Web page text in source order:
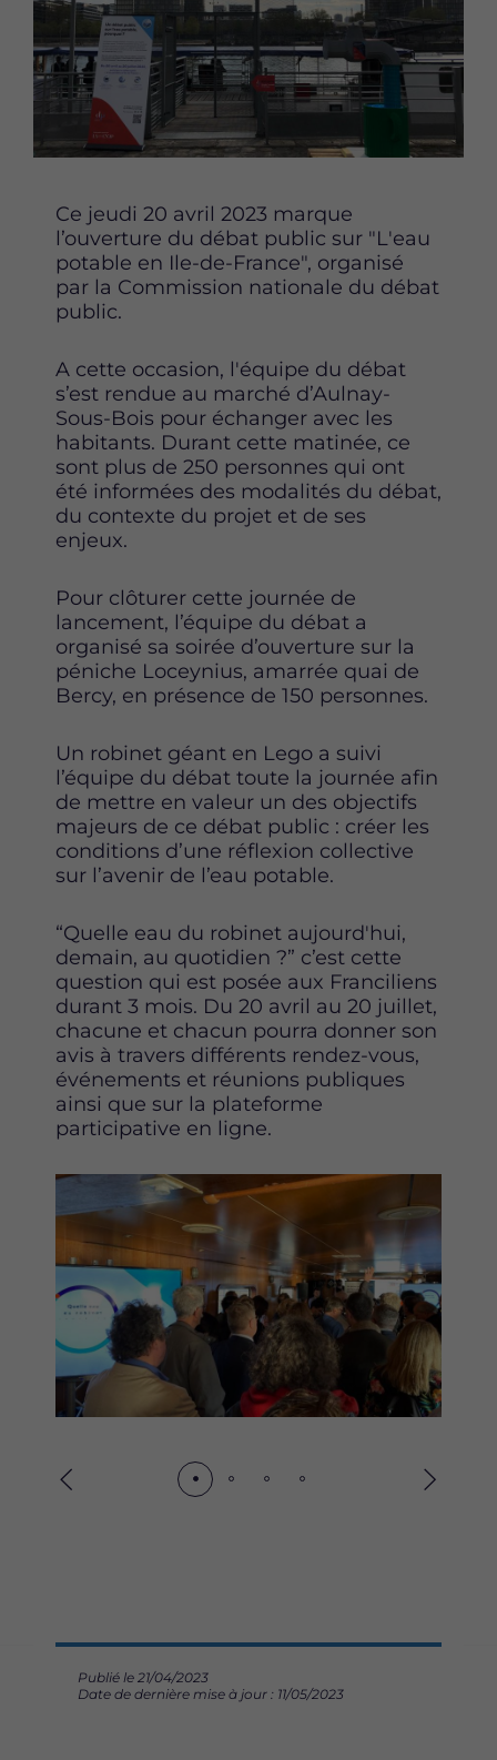
t
a
g
e
r
e
t
e
p
a
g
u
r
F
a
c
e
b
k
a
g
e
r
e
e
p
a
g
u
r
T
w
i
t
t
g
e
r
e
e
p
a
g
k
Ce jeudi 20 avril 2023 marque
l’ouverture du débat public sur "L'eau
potable en Ile-de-France", organisé
par la Commission nationale du débat
public.
A cette occasion, l'équipe du débat
s’est rendue au marché d’Aulnay-
Sous-Bois pour échanger avec les
habitants. Durant cette matinée, ce
sont plus de 250 personnes qui ont
été informées des modalités du débat,
du contexte du projet et de ses
enjeux.
Pour clôturer cette journée de
lancement, l’équipe du débat a
organisé sa soirée d’ouverture sur la
péniche Loceynius, amarrée quai de
Bercy, en présence de 150 personnes.
Un robinet géant en Lego a suivi
l’équipe du débat toute la journée afin
de mettre en valeur un des objectifs
majeurs de ce débat public : créer les
conditions d’une réflexion collective
sur l’avenir de l’eau potable.
“Quelle eau du robinet aujourd'hui,
demain, au quotidien ?” c’est cette
question qui est posée aux Franciliens
durant 3 mois. Du 20 avril au 20 juillet,
chacune et chacun pourra donner son
avis à travers différents rendez-vous,
événements et réunions publiques
ainsi que sur la plateforme
participative en ligne.
Précédent Suivant
Publié le 21/04/2023
Date de dernière mise à jour : 11/05/2023